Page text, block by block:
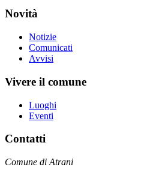
Novità
Notizie
Comunicati
Avvisi
Vivere il comune
Luoghi
Eventi
Contatti
Comune di Atrani